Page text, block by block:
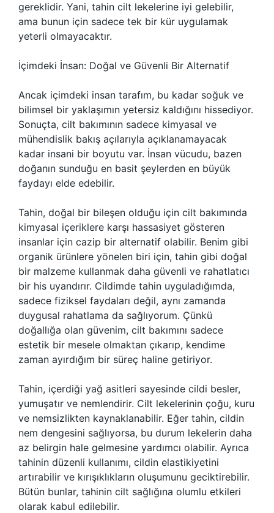
gereklidir. Yani, tahin cilt lekelerine iyi gelebilir,
ama bunun için sadece tek bir kür uygulamak
yeterli olmayacaktır.
İçimdeki İnsan: Doğal ve Güvenli Bir Alternatif
Ancak içimdeki insan tarafım, bu kadar soğuk ve
bilimsel bir yaklaşımın yetersiz kaldığını hissediyor.
Sonuçta, cilt bakımının sadece kimyasal ve
mühendislik bakış açılarıyla açıklanamayacak
kadar insani bir boyutu var. İnsan vücudu, bazen
doğanın sunduğu en basit şeylerden en büyük
faydayı elde edebilir.
Tahin, doğal bir bileşen olduğu için cilt bakımında
kimyasal içeriklere karşı hassasiyet gösteren
insanlar için cazip bir alternatif olabilir. Benim gibi
organik ürünlere yönelen biri için, tahin gibi doğal
bir malzeme kullanmak daha güvenli ve rahatlatıcı
bir his uyandırır. Cildimde tahin uyguladığımda,
sadece fiziksel faydaları değil, aynı zamanda
duygusal rahatlama da sağlıyorum. Çünkü
doğallığa olan güvenim, cilt bakımını sadece
estetik bir mesele olmaktan çıkarıp, kendime
zaman ayırdığım bir süreç haline getiriyor.
Tahin, içerdiği yağ asitleri sayesinde cildi besler,
yumuşatır ve nemlendirir. Cilt lekelerinin çoğu, kuru
ve nemsizlikten kaynaklanabilir. Eğer tahin, cildin
nem dengesini sağlıyorsa, bu durum lekelerin daha
az belirgin hale gelmesine yardımcı olabilir. Ayrıca
tahinin düzenli kullanımı, cildin elastikiyetini
artırabilir ve kırışıklıkların oluşumunu geciktirebilir.
Bütün bunlar, tahinin cilt sağlığına olumlu etkileri
olarak kabul edilebilir.